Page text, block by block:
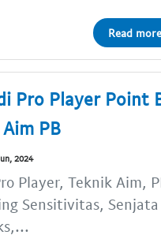
Read
Pro Player Point
PB
2024
Player, Teknik Aim,
Sensitivitas, Senjata